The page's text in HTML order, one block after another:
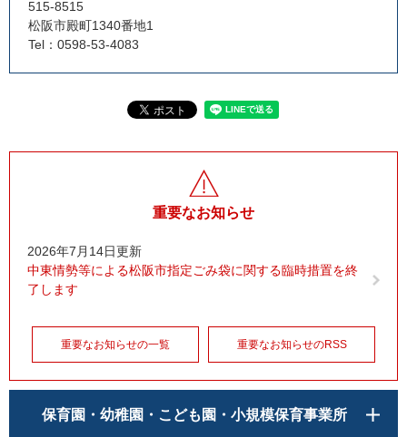
515-8515
松阪市殿町1340番地1
Tel：0598-53-4083
重要なお知らせ
2026年7月14日更新
中東情勢等による松阪市指定ごみ袋に関する臨時措置を終
了します
重要なお知らせの一覧 重要なお知らせのRSS
保育園・幼稚園・こども園・小規模保育事業所